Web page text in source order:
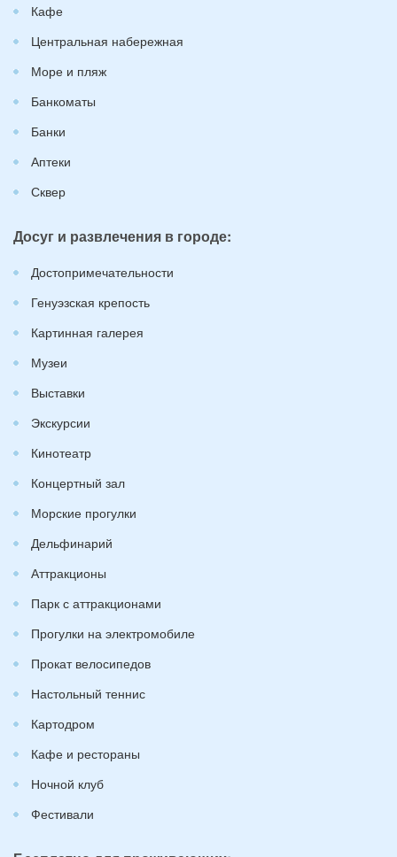
Кафе
Центральная набережная
Море и пляж
Банкоматы
Банки
Аптеки
Сквер
Досуг и развлечения в городе:
Достопримечательности
Генуэзская крепость
Картинная галерея
Музеи
Выставки
Экскурсии
Кинотеатр
Концертный зал
Морские прогулки
Дельфинарий
Аттракционы
Парк с аттракционами
Прогулки на электромобиле
Прокат велосипедов
Настольный теннис
Картодром
Кафе и рестораны
Ночной клуб
Фестивали